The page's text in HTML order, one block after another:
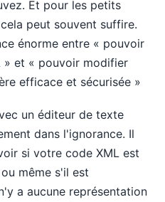
Et pour les petits
peut souvent suffire.
énorme entre « pouvoir
» et « pouvoir modifier
efficace et sécurisée »
un éditeur de texte
dans l'ignorance. Il
si votre code XML est
même s'il est
a aucune représentation